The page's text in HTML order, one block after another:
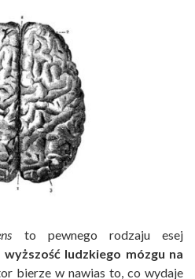
to pewnego rodzaju esej
ludzkiego mózgu na
bierze w nawias to, co wydaje